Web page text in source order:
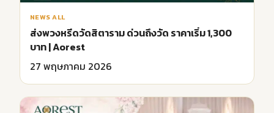
NEWS ALL
ส่งพวงหรีดวัดสิตาราม ด่วนถึงวัด ราคาเริ่ม 1,300
บาท | Aorest
27 พฤษภาคม 2026